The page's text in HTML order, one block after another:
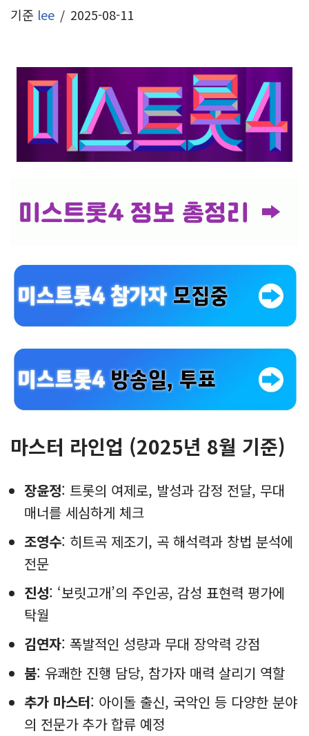
기준 lee 2025-08-11
마스터 라인업 (2025년 8월 기준)
장윤정: 트롯의 여제로, 발성과 감정 전달, 무대
매너를 세심하게 체크
조영수: 히트곡 제조기, 곡 해석력과 창법 분석에
전문
진성: ‘보릿고개’의 주인공, 감성 표현력 평가에
탁월
김연자: 폭발적인 성량과 무대 장악력 강점
붐: 유쾌한 진행 담당, 참가자 매력 살리기 역할
추가 마스터: 아이돌 출신, 국악인 등 다양한 분야
의 전문가 추가 합류 예정